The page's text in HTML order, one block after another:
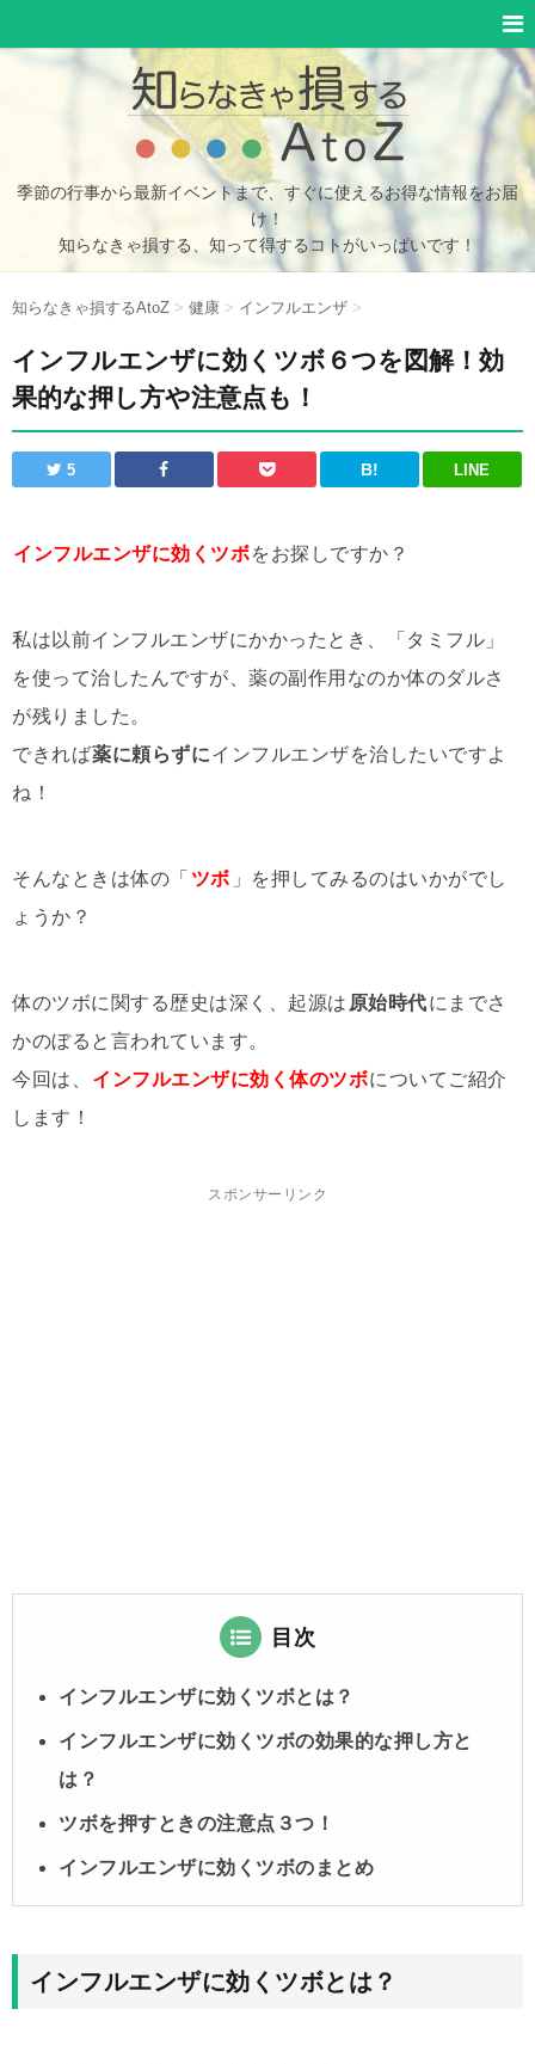
季節の行事から最新イベントまで、すぐに使えるお得な情報をお届
け！
知らなきゃ損する、知って得するコトがいっぱいです！
知らなきゃ損するAtoZ > 健康 > インフルエンザ >
インフルエンザに効くツボ６つを図解！効
果的な押し方や注意点も！
5 B! LINE
インフルエンザに効くツボをお探しですか？
私は以前インフルエンザにかかったとき、「タミフル」
を使って治したんですが、薬の副作用なのか体のダルさ
が残りました。
できれば薬に頼らずにインフルエンザを治したいですよ
ね！
そんなときは体の「 ツボ 」を押してみるのはいかがでし
ょうか？
体のツボに関する歴史は深く、起源は 原始時代にまでさ
かのぼると言われています。
今回は、
インフルエンザに効く体のツボについてご紹介
します！
スポンサーリンク
目次
インフルエンザに効くツボとは？
インフルエンザに効くツボの効果的な押し方と
は？
ツボを押すときの注意点３つ！
インフルエンザに効くツボのまとめ
インフルエンザに効くツボとは？